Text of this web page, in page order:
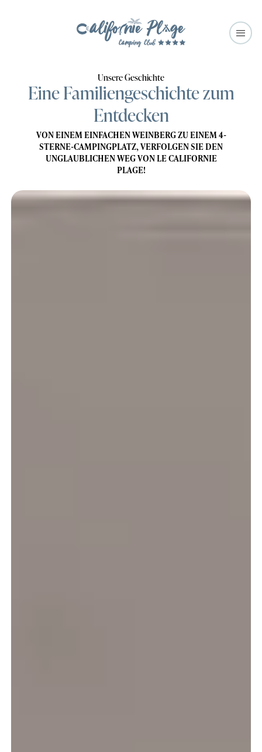
Unsere Geschichte
Eine Familiengeschichtezum
Entdecken
VON EINEM EINFACHEN WEINBERG ZU EINEM 4-
STERNE-CAMPINGPLATZ,VERFOLGEN SIE DEN
UNGLAUBLICHEN WEG VON LE CALIFORNIE
PLAGE!